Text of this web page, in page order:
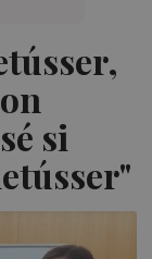
si